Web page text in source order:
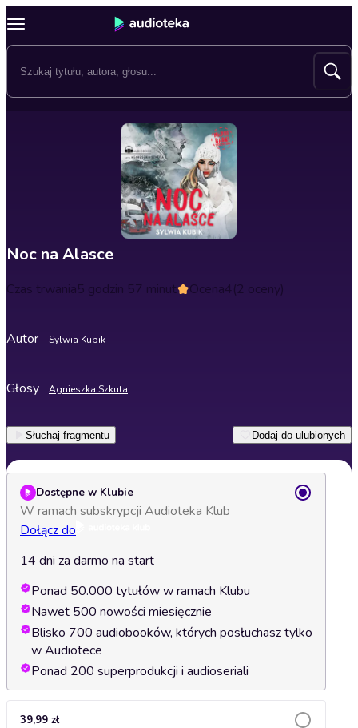
Noc na Alasce
Czas trwania5 godzin 57 minut Ocena4(2 oceny)
Autor Sylwia Kubik
Głosy Agnieszka Szkuta
Słuchaj fragmentu Dodaj do ulubionych
Dostępne w Klubie
W ramach subskrypcji Audioteka Klub
Dołącz do
14 dni za darmo na start
Ponad 50.000 tytułów w ramach Klubu
Nawet 500 nowości miesięcznie
Blisko 700 audiobooków, których posłuchasz tylko
w Audiotece
Ponad 200 superprodukcji i audioseriali
39,99 zł